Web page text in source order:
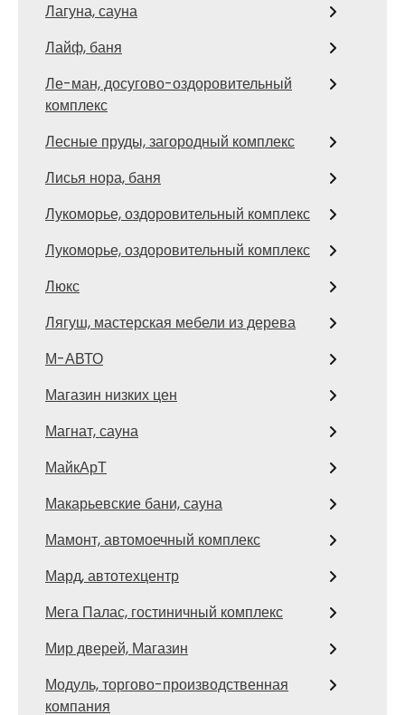
Лагуна, сауна
Лайф, баня
Ле-ман, досугово-оздоровительный
комплекс
Лесные пруды, загородный комплекс
Лисья нора, баня
Лукоморье, оздоровительный комплекс
Лукоморье, оздоровительный комплекс
Люкс
Лягуш, мастерская мебели из дерева
М-АВТО
Магазин низких цен
Магнат, сауна
МайкАрТ
Макарьевские бани, сауна
Мамонт, автомоечный комплекс
Мард, автотехцентр
Мега Палас, гостиничный комплекс
Мир дверей, Магазин
Модуль, торгово-производственная
компания